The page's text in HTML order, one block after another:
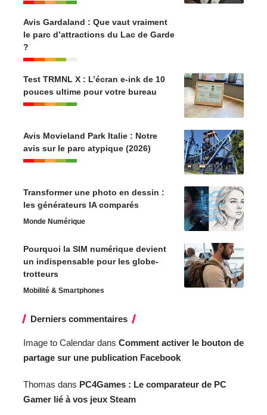
Avis Gardaland : Que vaut vraiment
le parc d’attractions du Lac de Garde
?
Test TRMNL X : L’écran e-ink de 10
pouces ultime pour votre bureau
Avis Movieland Park Italie : Notre
avis sur le parc atypique (2026)
Transformer une photo en dessin :
les générateurs IA comparés
Monde Numérique
Pourquoi la SIM numérique devient
un indispensable pour les globe-
trotteurs
Mobilité & Smartphones
Derniers commentaires
Image to Calendar dans Comment activer le bouton de
partage sur une publication Facebook
Thomas dans PC4Games : Le comparateur de PC
Gamer lié à vos jeux Steam